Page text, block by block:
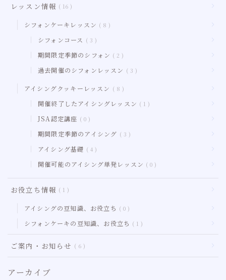
レッスン情報 16
シフォンケーキレッスン 8
シフォンコース 3
期間限定季節のシフォン 2
過去開催のシフォンレッスン 3
アイシングクッキーレッスン 8
開催終了したアイシングレッスン 1
JSA認定講座 0
期間限定季節のアイシング 3
アイシング基礎 4
開催可能のアイシング単発レッスン 0
お役立ち情報 1
アイシングの豆知識、お役立ち 0
シフォンケーキの豆知識、お役立ち 1
ご案内・お知らせ 6
アーカイブ